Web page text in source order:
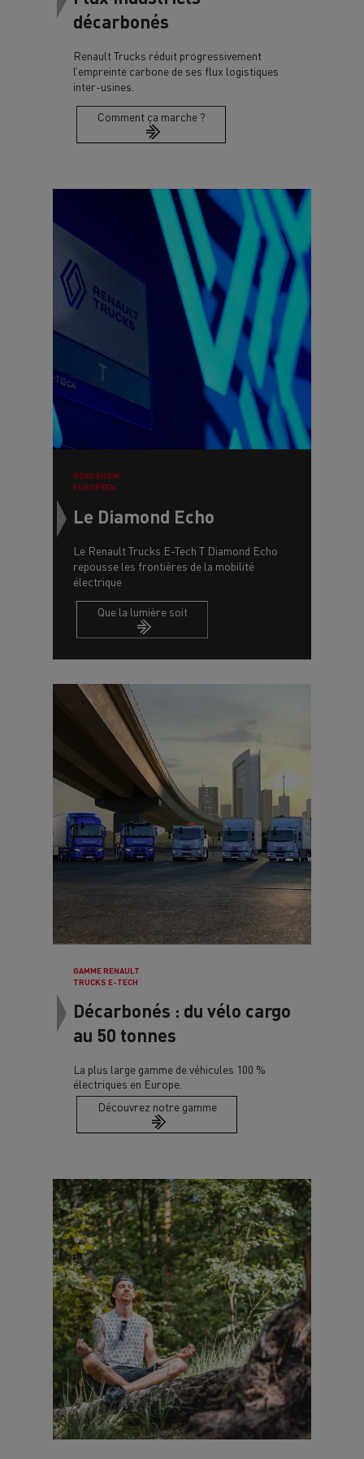
décarbonés
Renault Trucks réduit progressivement
l’empreinte carbone de ses flux logistiques
inter-usines.
ROADSHOW
EUROPÉEN
Le Diamond Echo
Le Renault Trucks E-Tech T Diamond Echo
repousse les frontières de la mobilité
électrique
Que la lumière soit
GAMME RENAULT
TRUCKS E-TECH
Décarbonés : du vélo cargo
au 50 tonnes
La plus large gamme de véhicules 100 %
électriques en Europe.
Découvrez notre gamme